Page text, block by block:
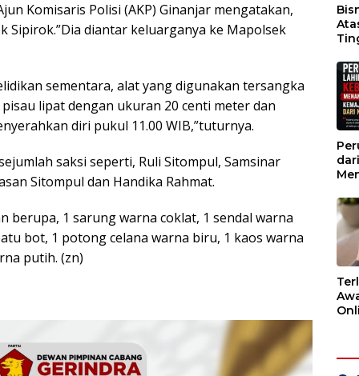
Komisaris Polisi (AKP) Ginanjar mengatakan,
Sipirok.”Dia diantar keluarganya ke Mapolsek
sementara, alat yang digunakan tersangka
lipat dengan ukuran 20 centi meter dan
diri pukul 11.00 WIB,”tuturnya.
saksi seperti, Ruli Sitompul, Samsinar
Sitompul dan Handika Rahmat.
berupa, 1 sarung warna coklat, 1 sendal warna
bot, 1 potong celana warna biru, 1 kaos warna
putih. (zn)